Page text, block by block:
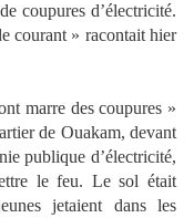
coupures d’électricité.
courant » racontait hier
marre des coupures »
de Ouakam, devant
publique d’électricité,
le feu. Le sol était
jetaient dans les